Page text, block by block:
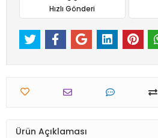
Hızlı Gönderi
Ürün Açıklaması